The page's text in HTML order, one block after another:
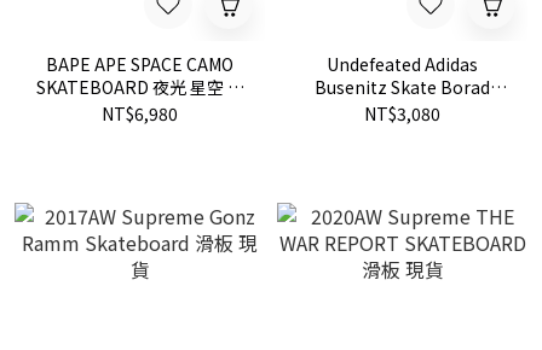
BAPE APE SPACE CAMO
SKATEBOARD 夜光 星空 滑
板
NT$6,980
Undefeated Adidas
Busenitz Skate Borad
Deck 滑板 迷彩
NT$3,080